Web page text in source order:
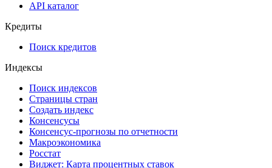
API
API and Data Feed
API каталог
Кредиты
Поиск кредитов
Индексы
Поиск индексов
Страницы стран
Создать индекс
Консенсусы